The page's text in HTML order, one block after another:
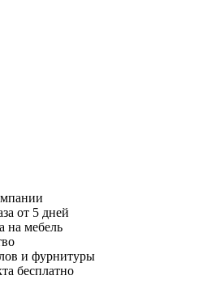
от 5 дней
на мебель
и фурнитуры
бесплатно